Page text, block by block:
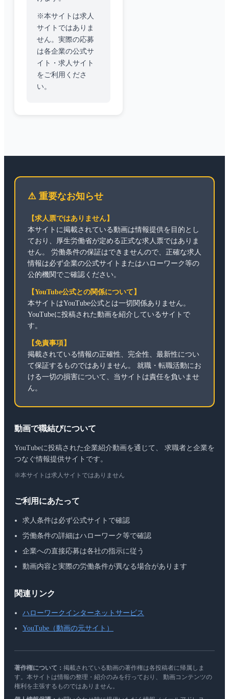
※本サイトは求人
サイトではありま
せん。実際の応募
は各企業の公式サ
イト・求人サイト
をご利用くださ
い。
⚠️ 重要なお知らせ
【求人票ではありません】
本サイトに掲載されている動画は情報提供を目的とし
ており、厚生労働省が定める正式な求人票ではありま
せん。 労働条件の保証はできませんので、正確な求人
情報は必ず企業の公式サイトまたはハローワーク等の
公的機関でご確認ください。
【YouTube公式との関係について】
本サイトはYouTube公式とは一切関係ありません。
YouTubeに投稿された動画を紹介しているサイトで
す。
【免責事項】
掲載されている情報の正確性、完全性、最新性につい
て保証するものではありません。 就職・転職活動にお
ける一切の損害について、当サイトは責任を負いませ
ん。
動画で職結びについて
YouTubeに投稿された企業紹介動画を通じて、 求職者と企業を
つなぐ情報提供サイトです。
※本サイトは求人サイトではありません
ご利用にあたって
求人条件は必ず公式サイトで確認
労働条件の詳細はハローワーク等で確認
企業への直接応募は各社の指示に従う
動画内容と実際の労働条件が異なる場合があります
関連リンク
ハローワークインターネットサービス
YouTube（動画の元サイト）
著作権について： 掲載されている動画の著作権は各投稿者に帰属しま
す。本サイトは情報の整理・紹介のみを行っており、 動画コンテンツの
権利を主張するものではありません。